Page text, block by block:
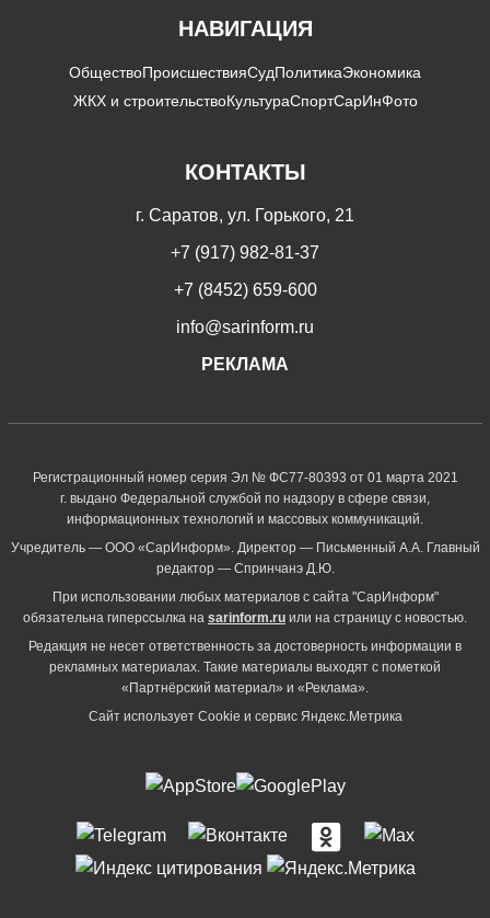
НАВИГАЦИЯ
ОбществоПроисшествияСудПолитикаЭкономика
ЖКХ и строительствоКультураСпортСарИнФото
КОНТАКТЫ
г. Саратов, ул. Горького, 21
+7 (917) 982-81-37
+7 (8452) 659-600
info@sarinform.ru
РЕКЛАМА
Регистрационный номер серия Эл № ФС77-80393 от 01 марта 2021
г. выдано Федеральной службой по надзору в сфере связи,
информационных технологий и массовых коммуникаций.
Учредитель — ООО «СарИнформ». Директор — Письменный А.А. Главный
редактор — Спринчанэ Д.Ю.
При использовании любых материалов с сайта "СарИнформ"
обязательна гиперссылка на sarinform.ru или на страницу с новостью.
Редакция не несет ответственность за достоверность информации в
рекламных материалах. Такие материалы выходят с пометкой
«Партнёрский материал» и «Реклама».
Сайт использует Cookie и сервиc Яндекс.Метрика